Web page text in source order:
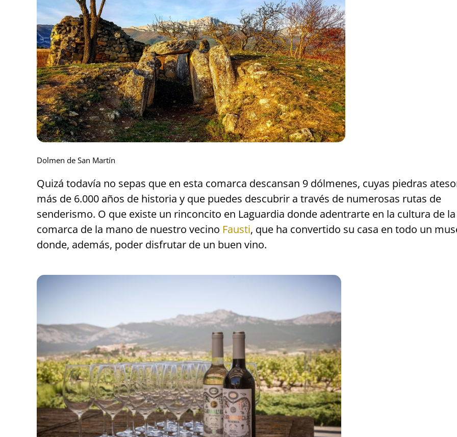
Dolmen de San Martín
Quizá todavía no sepas que en esta comarca descansan 9 dólmenes, cuyas piedras
más de 6.000 años de historia y que puedes descubrir a través de numerosas rutas de
senderismo. O que existe un rinconcito en Laguardia donde adentrarte en la cultura de la
comarca de la mano de nuestro vecino Fausti, que ha convertido su casa en todo un
donde, además, poder disfrutar de un buen vino.